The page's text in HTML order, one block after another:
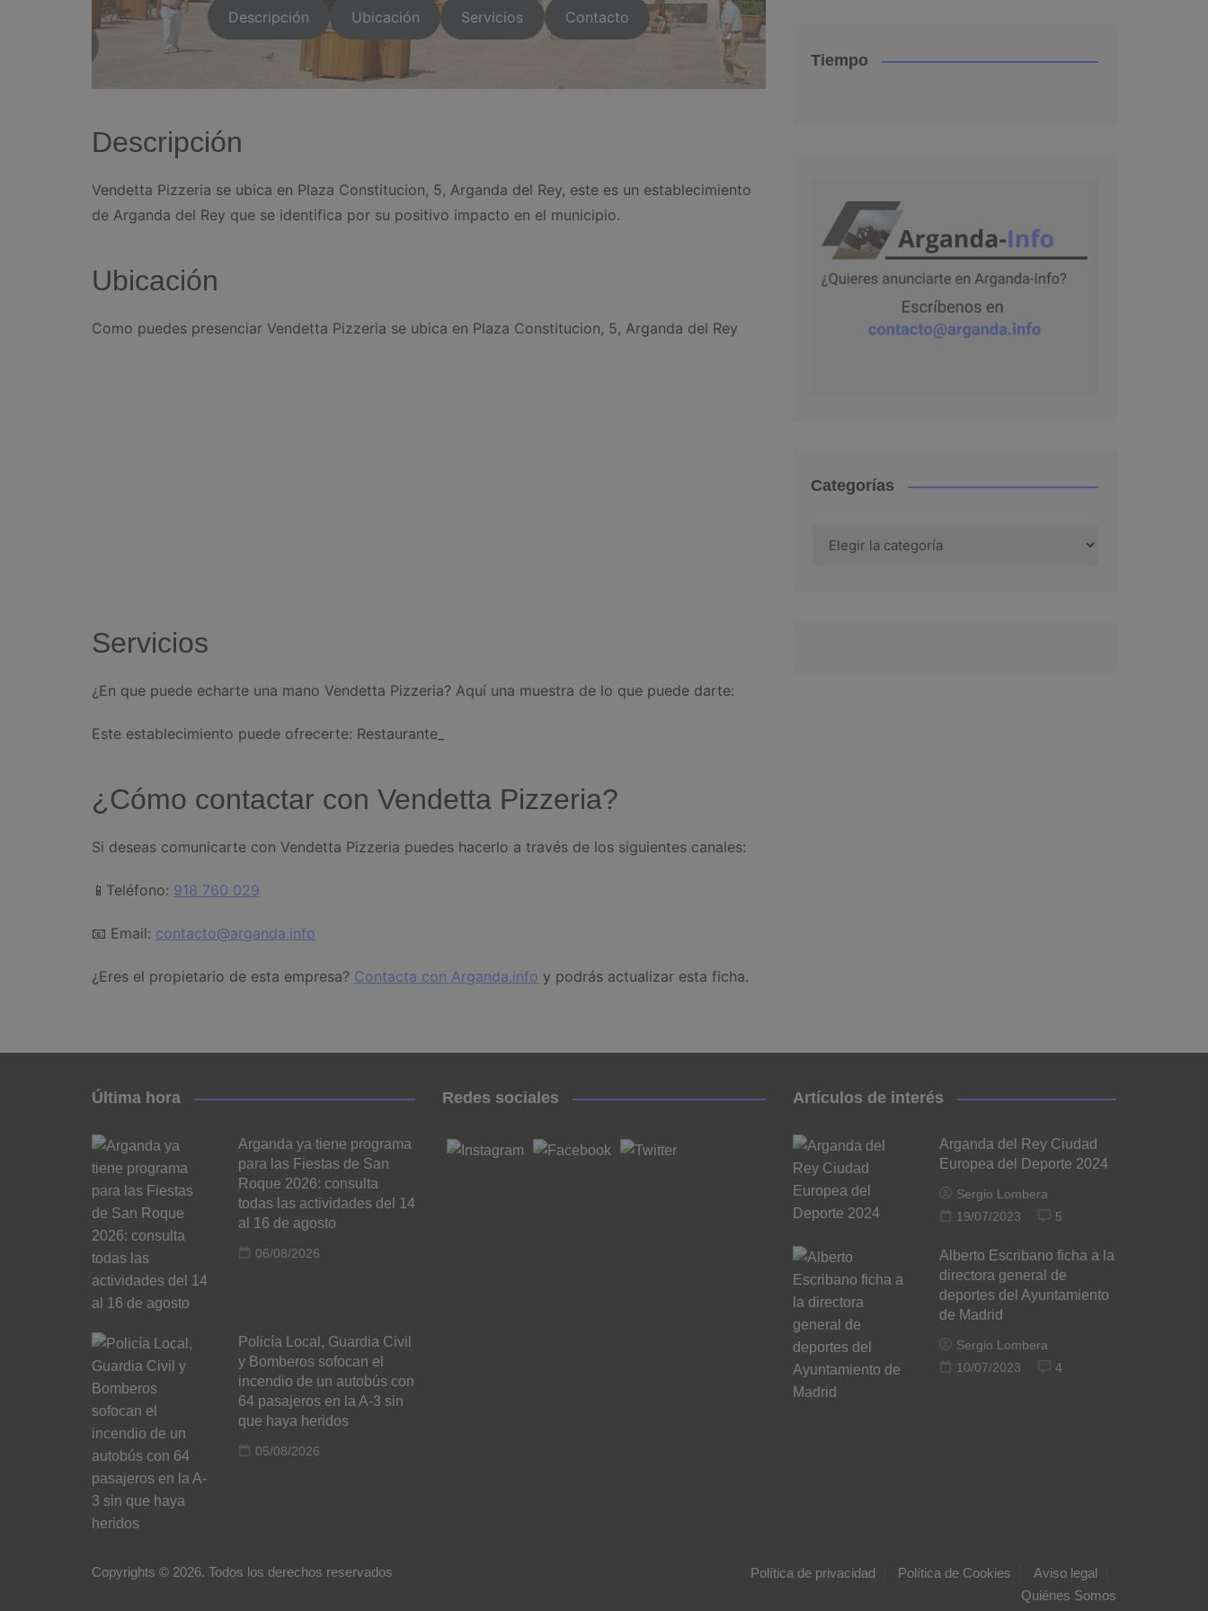
Descripción Ubicación Servicios Contacto
Descripción
Vendetta Pizzeria se ubica en Plaza Constitucion, 5, Arganda del Rey, este es un establecimiento
de Arganda del Rey que se identifica por su positivo impacto en el municipio.
Ubicación
Como puedes presenciar Vendetta Pizzeria se ubica en Plaza Constitucion, 5, Arganda del Rey
Servicios
¿En que puede echarte una mano Vendetta Pizzeria? Aquí una muestra de lo que puede darte:
Este establecimiento puede ofrecerte: Restaurante_
¿Cómo contactar con Vendetta Pizzeria?
Si deseas comunicarte con Vendetta Pizzeria puedes hacerlo a través de los siguientes canales:
📱Teléfono: 918 760 029
📧 Email: contacto@arganda.info
¿Eres el propietario de esta empresa? Contacta con Arganda.info y podrás actualizar esta ficha.
Tiempo
Categorías
Última hora
Arganda ya tiene programa
para las Fiestas de San
Roque 2026: consulta
todas las actividades del 14
al 16 de agosto
06/08/2026
Policía Local, Guardia Civil
y Bomberos sofocan el
incendio de un autobús con
64 pasajeros en la A-3 sin
que haya heridos
05/08/2026
Redes sociales Artículos de interés
Arganda del Rey Ciudad
Europea del Deporte 2024
Sergio Lombera
19/07/2023
5
Alberto Escribano ficha a la
directora general de
deportes del Ayuntamiento
de Madrid
Sergio Lombera
10/07/2023
4
Copyrights © 2026. Todos los derechos reservados Política de privacidad Política de Cookies
Aviso legal
Quiénes Somos